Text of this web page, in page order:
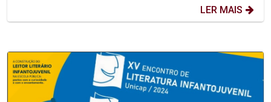
LER MAIS